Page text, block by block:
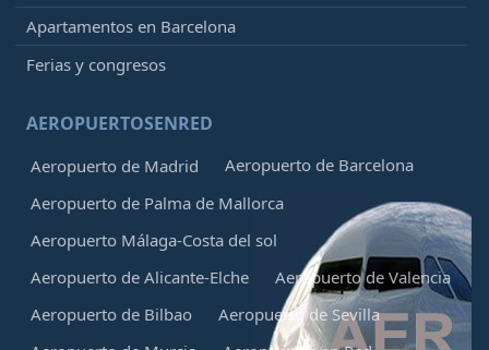
Apartamentos en Barcelona
Ferias y congresos
AEROPUERTOSENRED
Aeropuerto de Madrid
Aeropuerto de Barcelona
Aeropuerto de Palma de Mallorca
Aeropuerto Málaga-Costa del sol
Aeropuerto de Alicante-Elche
Aeropuerto de Valencia
Aeropuerto de Bilbao
Aeropuerto de Sevilla